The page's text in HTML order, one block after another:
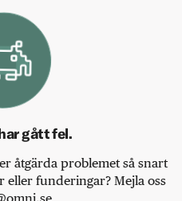
gått fel.
åtgärda problemet så snart
funderingar? Mejla oss